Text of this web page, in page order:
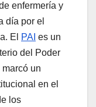
enfermería y
día por el
El
PAI es un
del Poder
un
en el
los